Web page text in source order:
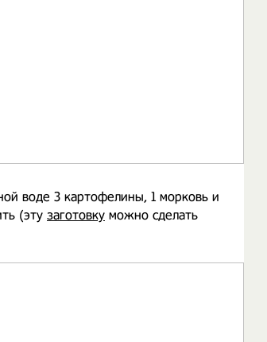
воде 3 картофелины, 1 морковь и
(эту заготовку можно сделать